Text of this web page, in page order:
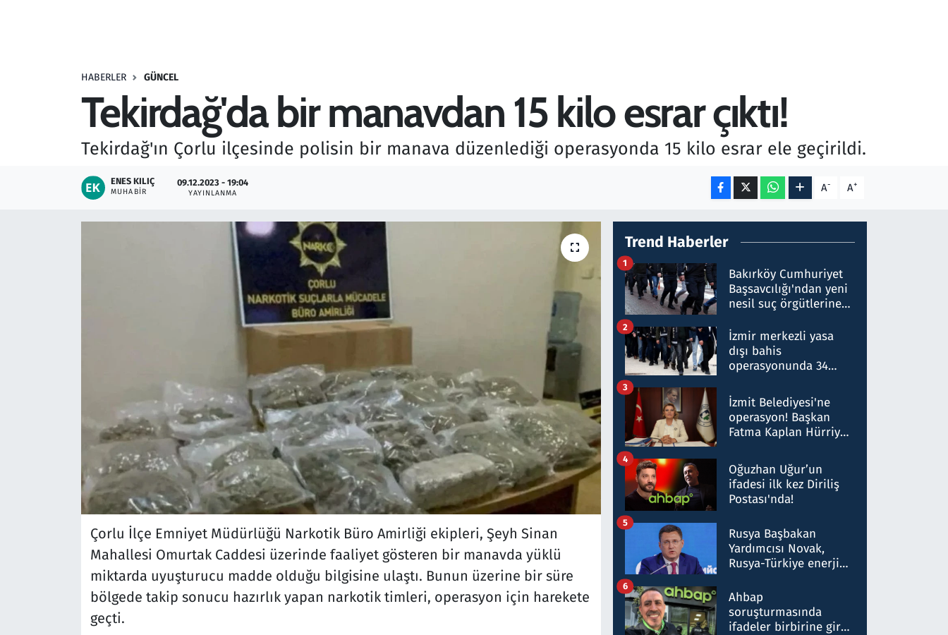
HABERLER GÜNCEL
Tekirdağ'da bir manavdan 15 kilo esrar çıktı!
Tekirdağ'ın Çorlu ilçesinde polisin bir manava düzenlediği operasyonda 15 kilo esrar ele geçirildi.
ENES KILIÇ
MUHABIR
09.12.2023 - 19:04
YAYINLANMA A- A+
Çorlu İlçe Emniyet Müdürlüğü Narkotik Büro Amirliği ekipleri, Şeyh Sinan
Mahallesi Omurtak Caddesi üzerinde faaliyet gösteren bir manavda yüklü
miktarda uyuşturucu madde olduğu bilgisine ulaştı. Bunun üzerine bir süre
bölgede takip sonucu hazırlık yapan narkotik timleri, operasyon için harekete
geçti.
Trend Haberler
Bakırköy Cumhuriyet
Başsavcılığı'ndan yeni
nesil suç örgütlerine
hakkında gözaltı kararı
1
İzmir merkezli yasa
dışı bahis
operasyonunda 34
Milyar liralık para
trafiği tespit edildi
2
İzmit Belediyesi'ne
operasyon! Başkan
Fatma Kaplan Hürriyet
3
Oğuzhan Uğur’un
ifadesi ilk kez Diriliş
Postası'nda!
4
Rusya Başbakan
Yardımcısı Novak,
Rusya-Türkiye enerji
nitelikte olduğunu
belirtti
5
Ahbap
soruşturmasında
ifadeler birbirine girdi:
6
Savunma Sanayi
Seçim 2023